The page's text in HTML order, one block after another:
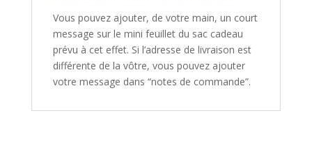
Vous pouvez ajouter, de votre main, un court
message sur le mini feuillet du sac cadeau
prévu à cet effet. Si l’adresse de livraison est
différente de la vôtre, vous pouvez ajouter
votre message dans “notes de commande”.